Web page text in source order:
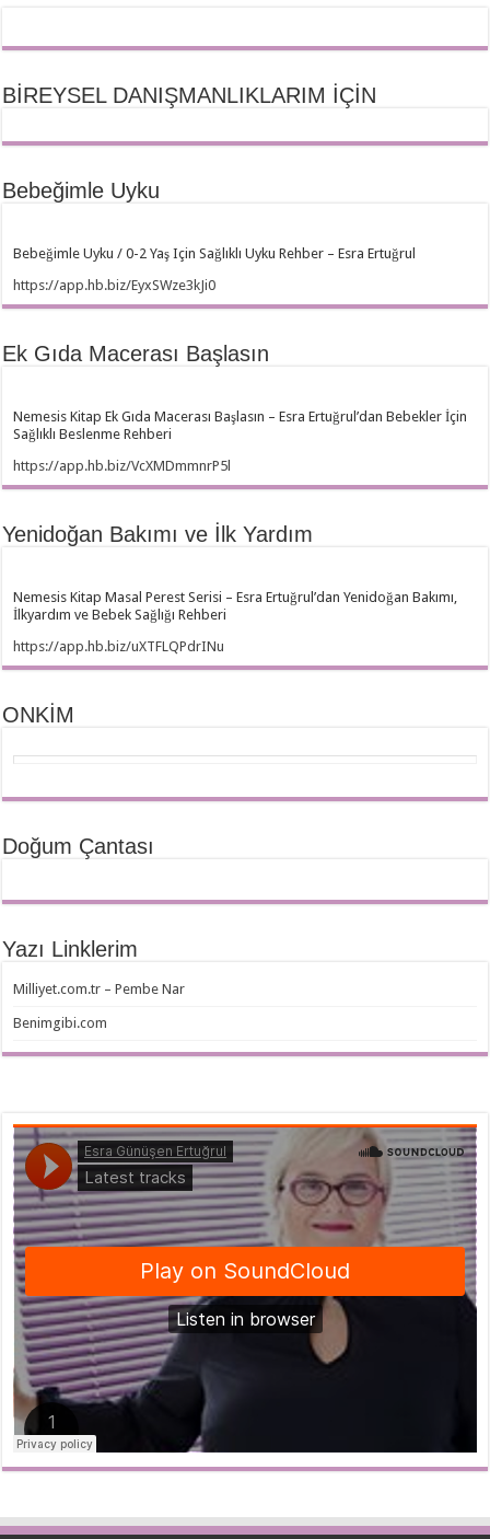
BİREYSEL DANIŞMANLIKLARIM İÇİN
Bebeğimle Uyku
Bebeğimle Uyku / 0-2 Yaş Için Sağlıklı Uyku Rehber – Esra Ertuğrul
https://app.hb.biz/EyxSWze3kJi0
Ek Gıda Macerası Başlasın
Nemesis Kitap Ek Gıda Macerası Başlasın – Esra Ertuğrul’dan Bebekler İçin
Sağlıklı Beslenme Rehberi
https://app.hb.biz/VcXMDmmnrP5l
Yenidoğan Bakımı ve İlk Yardım
Nemesis Kitap Masal Perest Serisi – Esra Ertuğrul’dan Yenidoğan Bakımı,
İlkyardım ve Bebek Sağlığı Rehberi
https://app.hb.biz/uXTFLQPdrINu
ONKİM
Doğum Çantası
Yazı Linklerim
Milliyet.com.tr – Pembe Nar
Benimgibi.com